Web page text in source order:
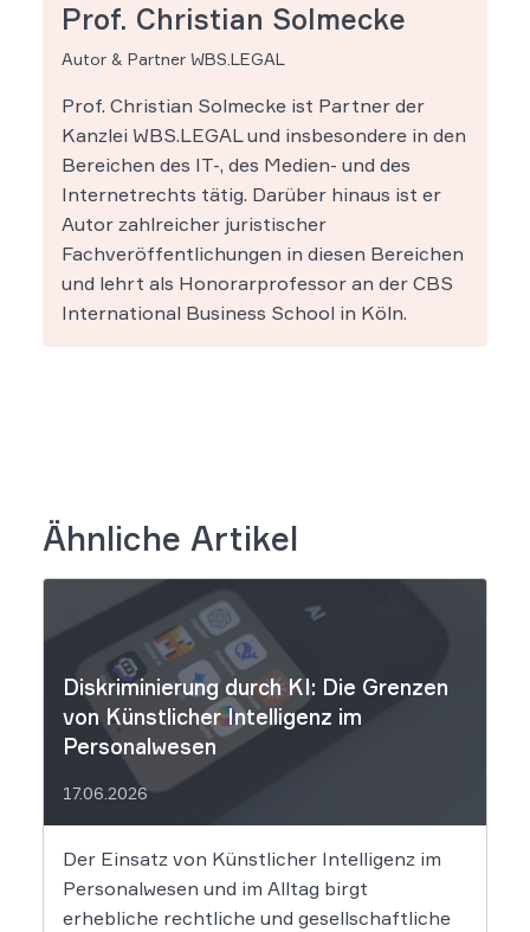
Prof. Christian Solmecke
Autor & Partner WBS.LEGAL
Prof. Christian Solmecke ist Partner der
Kanzlei WBS.LEGAL und insbesondere in den
Bereichen des IT-, des Medien- und des
Internetrechts tätig. Darüber hinaus ist er
Autor zahlreicher juristischer
Fachveröffentlichungen in diesen Bereichen
und lehrt als Honorarprofessor an der CBS
International Business School in Köln.
Ähnliche Artikel
Diskriminierung durch KI: Die Grenzen
von Künstlicher Intelligenz im
Personalwesen
17.06.2026
Der Einsatz von Künstlicher Intelligenz im
Personalwesen und im Alltag birgt
erhebliche rechtliche und gesellschaftliche